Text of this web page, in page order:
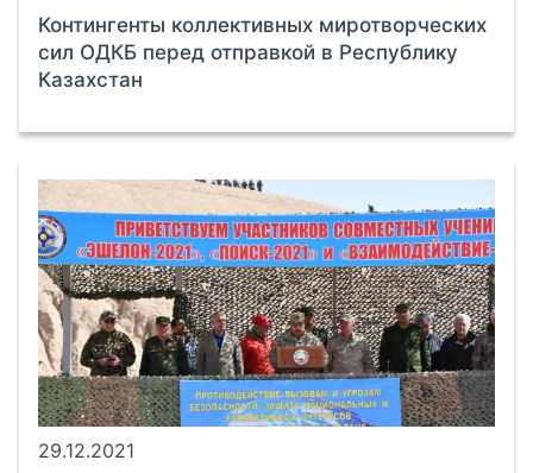
Контингенты коллективных миротворческих
сил ОДКБ перед отправкой в Республику
Казахстан
29.12.2021